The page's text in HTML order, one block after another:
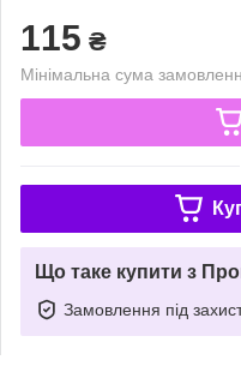
115 ₴
Мінімальна сума
Що таке купити з
Замовлення під